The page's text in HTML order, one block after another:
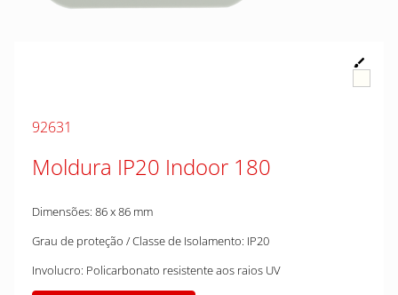
92631
Moldura IP20 Indoor 180
Dimensões: 86 x 86 mm
Grau de proteção / Classe de Isolamento: IP20
Involucro: Policarbonato resistente aos raios UV